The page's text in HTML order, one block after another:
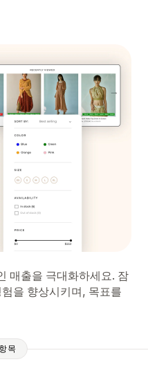
매출을 극대화하세요. 잠
을 향상시키며, 목표를
목